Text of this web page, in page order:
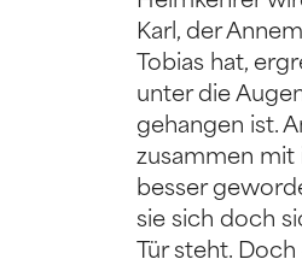
Karl, der
Tobias hat,
unter die
gehangen ist.
zusammen mit
besser
sie sich doch
Tür steht.